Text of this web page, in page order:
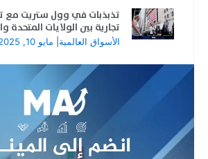
تذبذبات في وول ستريت مع
تجارية بين الولايات المتحدة
الأسواق العالمية مايو 10, 2025